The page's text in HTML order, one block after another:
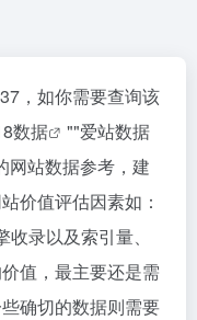
，如你需要查询该
数据 ""爱站数据
网站数据参考，建
价值评估因素如：
录以及索引量、
值，最主要还是需
确切的数据则需要